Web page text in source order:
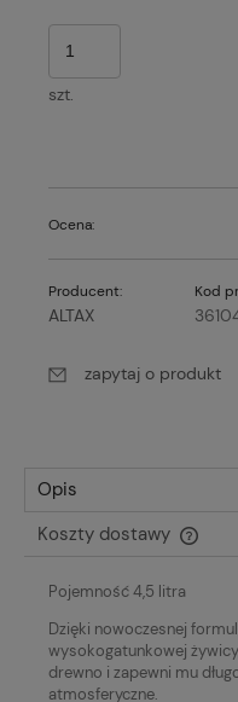
szt.
Ocena:
Producent:
ALTAX
Kod
zapytaj o produkt
Opis
Koszty dostawy
Cena nie zawiera
Pojemność 4,5 litra
Dzięki nowoczesnej
wysokogatunkowej
drewno i zapewni mu
atmosferyczne.